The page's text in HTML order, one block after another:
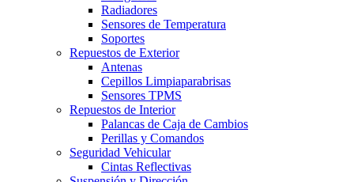
Radiadores
Sensores de Temperatura
Soportes
Repuestos de Exterior
Antenas
Cepillos Limpiaparabrisas
Sensores TPMS
Repuestos de Interior
Palancas de Caja de Cambios
Perillas y Comandos
Seguridad Vehicular
Cintas Reflectivas